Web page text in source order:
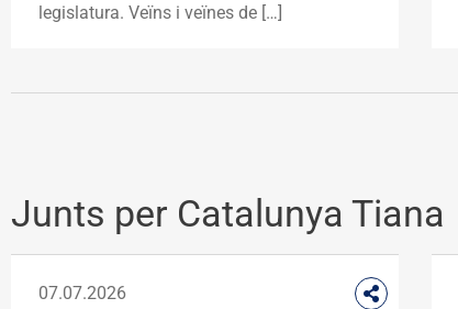
legislatura. Veïns i veïnes de […]
Junts per Catalunya Tiana
07.07.2026